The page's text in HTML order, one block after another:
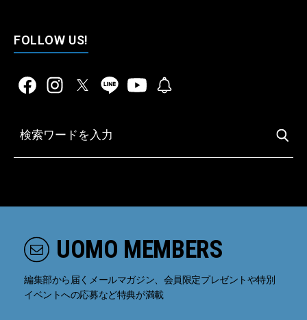
FOLLOW US!
UOMO MEMBERS
編集部から届くメールマガジン、会員限定プレゼントや特別
イベントへの応募など特典が満載